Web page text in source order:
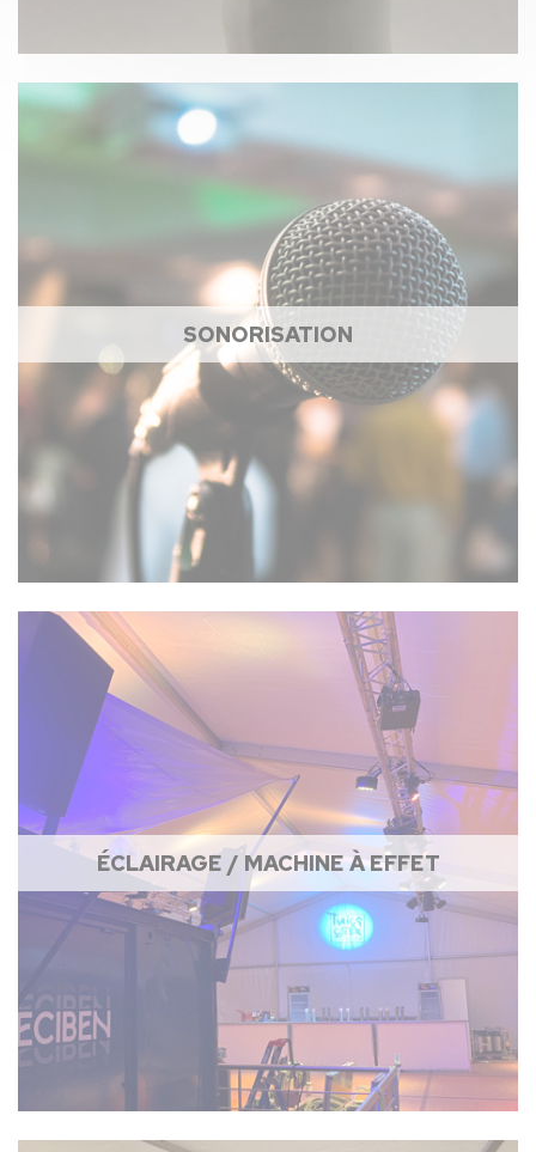
SONORISATION
ÉCLAIRAGE / MACHINE À EFFET